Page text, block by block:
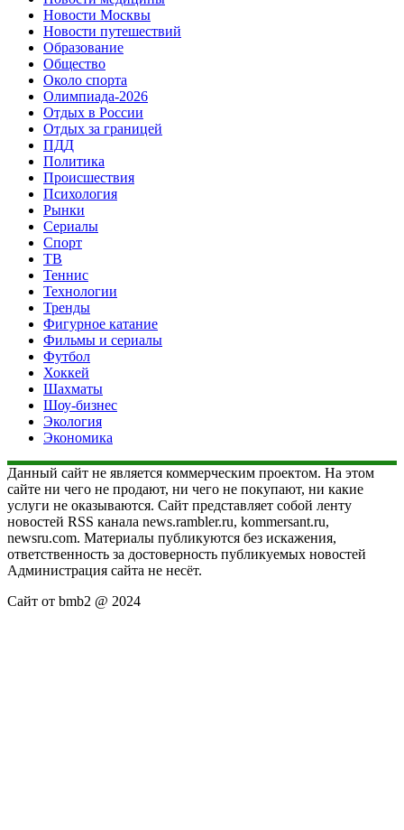
Новости Москвы
Новости путешествий
Образование
Общество
Около спорта
Олимпиада-2026
Отдых в России
Отдых за границей
ПДД
Политика
Происшествия
Психология
Рынки
Сериалы
Спорт
ТВ
Теннис
Технологии
Тренды
Фигурное катание
Фильмы и сериалы
Футбол
Хоккей
Шахматы
Шоу-бизнес
Экология
Экономика
Данный сайт не является коммерческим проектом. На этом
сайте ни чего не продают, ни чего не покупают, ни какие
услуги не оказываются. Сайт представляет собой ленту
новостей RSS канала news.rambler.ru, kommersant.ru,
newsru.com. Материалы публикуются без искажения,
ответственность за достоверность публикуемых новостей
Администрация сайта не несёт.
Сайт от bmb2 @ 2024